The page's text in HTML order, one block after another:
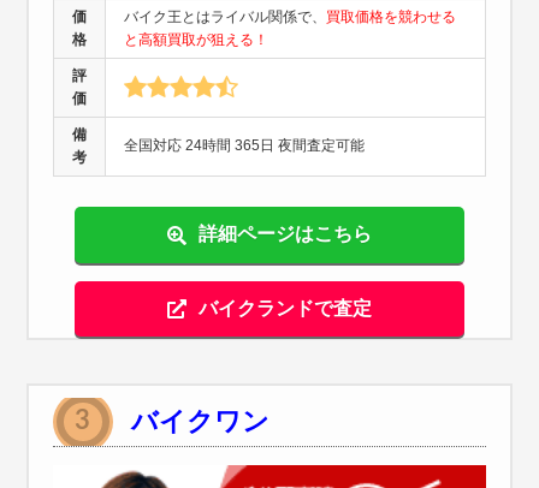
価
格
バイク王とはライバル関係で、 買取価格を競わせる
と高額買取が狙える！
評
価
備
考
全国対応 24時間 365日 夜間査定可能
詳細ページはこちら
バイクランドで査定
バイクワン